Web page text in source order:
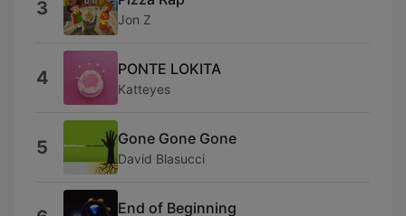
3 Jon Z
4 PONTE LOKITA
Katteyes
5 Gone Gone Gone
David Blasucci
End of Beginning